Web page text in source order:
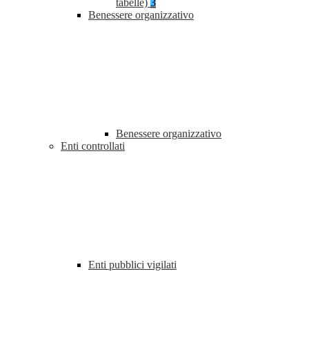
tabelle) 3
Benessere organizzativo
Benessere organizzativo
Enti controllati
Enti pubblici vigilati